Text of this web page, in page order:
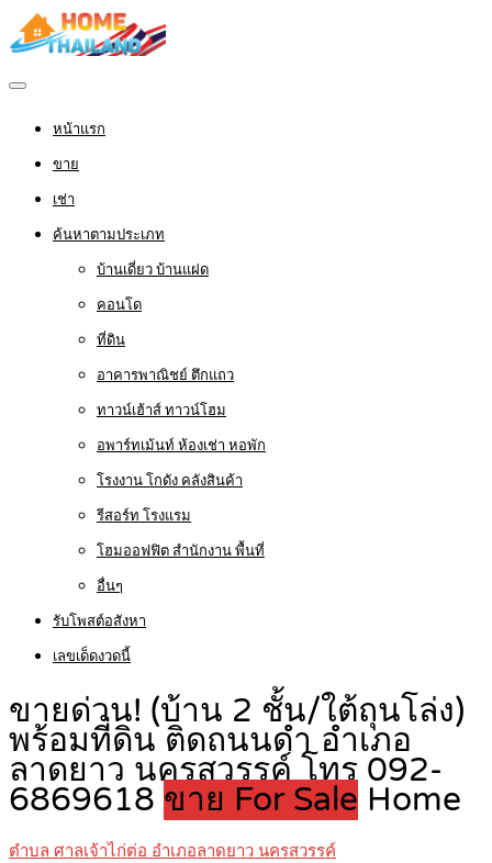
หน้าแรก
ขาย
เช่า
ค้นหาตามประเภท
บ้านเดี่ยว บ้านแฝด
คอนโด
ที่ดิน
อาคารพาณิชย์ ตึกแถว
ทาวน์เฮ้าส์ ทาวน์โฮม
อพาร์ทเม้นท์ ห้องเช่า หอพัก
โรงงาน โกดัง คลังสินค้า
รีสอร์ท โรงแรม
โฮมออฟฟิต สำนักงาน พื้นที่
อื่นๆ
รับโพสต์อสังหา
เลขเด็ดงวดนี้
ขายด่วน! (บ้าน 2 ชั้น/ใต้ถุนโล่ง)
พร้อมที่ดิน ติดถนนดำ อำเภอ
ลาดยาว นครสวรรค์ โทร 092-
6869618 ขาย For Sale Home
ตำบล ศาลเจ้าไก่ต่อ อำเภอลาดยาว นครสวรรค์